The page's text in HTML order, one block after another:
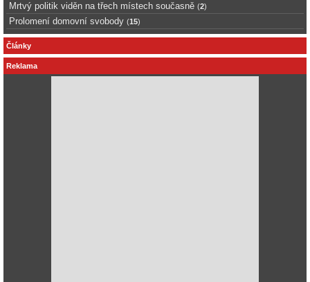
Mrtvý politik viděn na třech místech současně (2)
Prolomení domovní svobody (15)
Články
Reklama